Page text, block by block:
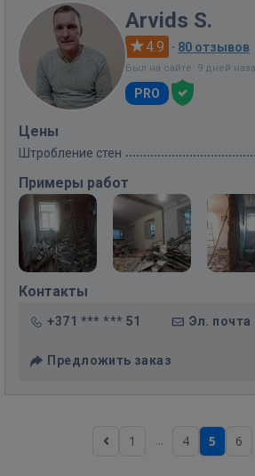
Arvids S.
4.9 · 80 отзывов
Был на сайте: 9 дней
PRO
Цены
Штробление стен
Примеры работ
Контакты
+371 *** *** 51 Эл. почта
Предложить заказ
1 ... 4 5 6